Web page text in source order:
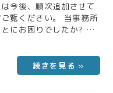
今後、順次追加させて
覧ください。 当事務所
お困りでしたか? ま
ネット上で情報はたく
すれば正解なのかわか